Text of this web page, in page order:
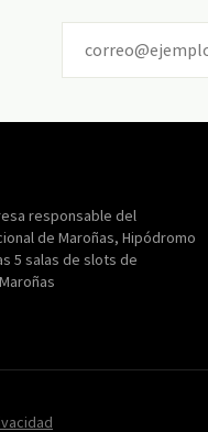
responsable del
de Maroñas, Hipódromo
5 salas de slots de